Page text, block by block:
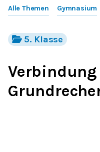
Alle Themen Gymnasium
5. Klasse
Verbindung